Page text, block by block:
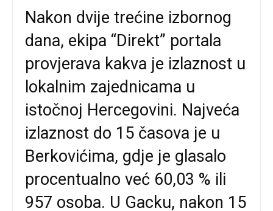
Nakon dvije trećine izbornog
dana, ekipa “Direkt” portala
provjerava kakva je izlaznost u
lokalnim zajednicama u
istočnoj Hercegovini. Najveća
izlaznost do 15 časova je u
Berkovićima, gdje je glasalo
procentualno već 60,03 % ili
957 osoba. U Gacku, nakon 15